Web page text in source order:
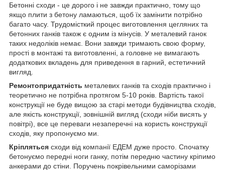
Бетонні сходи - це дорого і не завжди практично, тому що
якщо плити з бетону ламаються, щоб їх замінити потрібно
багато часу. Трудомісткий процес виготовлення цегляних та
бетонних ганків також є одним із мінусів. У металевий ганок
таких недоліків немає. Вони завжди тримають свою форму,
прості в монтажі та виготовленні, а головне не вимагають
додаткових вкладень для приведення в гарний, естетичний
вигляд.
Ремонтопридатність металевих ганків та сходів практично і
теоретично не потрібна протягом 5-10 років. Вартість такої
конструкції не буде вищою за старі методи будівництва сходів,
але якість конструкції, зовнішній вигляд (сходи ніби висять у
повітрі), все це переваги незаперечні на користь конструкції
сходів, яку пропонуємо ми.
Кріпляться сходи від компанії ЕДЕМ дуже просто. Спочатку
бетонуємо передні ноги ганку, потім передню частину кріпимо
анкерами до стіни. Поручень покрівельними саморізами